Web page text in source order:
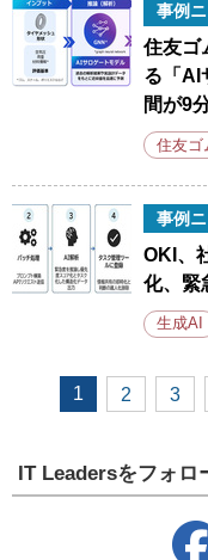
事例
住友ゴ
る「AI
間が9
住友ゴ
事例
OKI、
化、緊
生成AI
1 2 3
IT Leadersをフォロ